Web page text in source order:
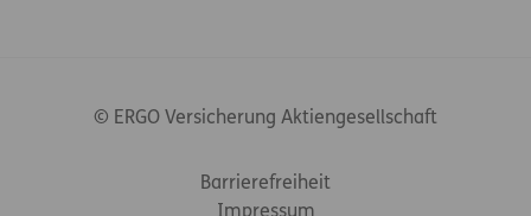
© ERGO Versicherung Aktiengesellschaft
Barrierefreiheit